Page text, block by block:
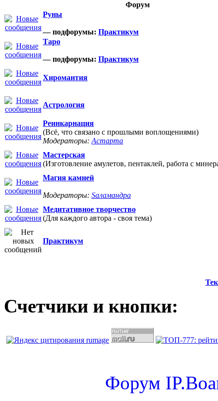
Форум
Руны
— подфорумы: Практикум
Таро
— подфорумы: Практикум
Хиромантия
Астрология
Реинкарнация
(Всё, что связано с прошлыми воплощениями)
Модераторы: Астарта
Мастерская
(Изготовление амулетов, пентаклей, работа с
Магия камней
Модераторы: Sаламандра
Медитативное творчество
(Для каждого автора - своя тема)
Практикум
Счетчики и кнопки:
Форум